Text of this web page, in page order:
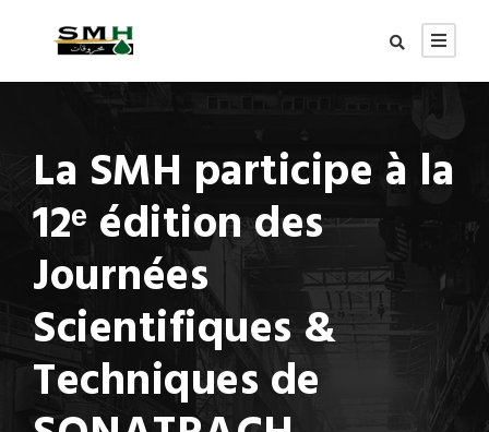
La SMH participe à la
12ᵉ édition des
Journées
Scientifiques &
Techniques de